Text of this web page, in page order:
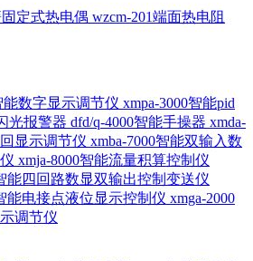
定式热电偶 wzcm-201端面热电阻
能数字显示调节仪 xmpa-3000智能pid
光报警器 dfd/q-4000智能手操器 xmda-
显示调节仪 xmba-7000智能双输入数
xmja-8000智能流量积算控制仪
能四回路数显双输出控制变送仪
能电接点液位显示控制仪 xmga-2000
调节仪